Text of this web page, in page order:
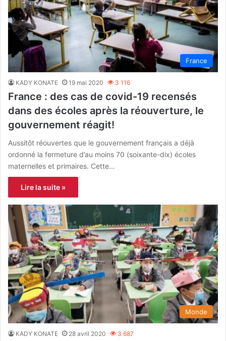
France
KADY KONATE 19 mai 2020 3 116
France : des cas de covid-19 recensés
dans des écoles après la réouverture, le
gouvernement réagit!
Aussitôt réouvertes que le gouvernement français a déjà
ordonné la fermeture d’au moins 70 (soixante-dix) écoles
maternelles et primaires. Cette…
Lire la suite »
Monde
KADY KONATE 28 avril 2020 3 687